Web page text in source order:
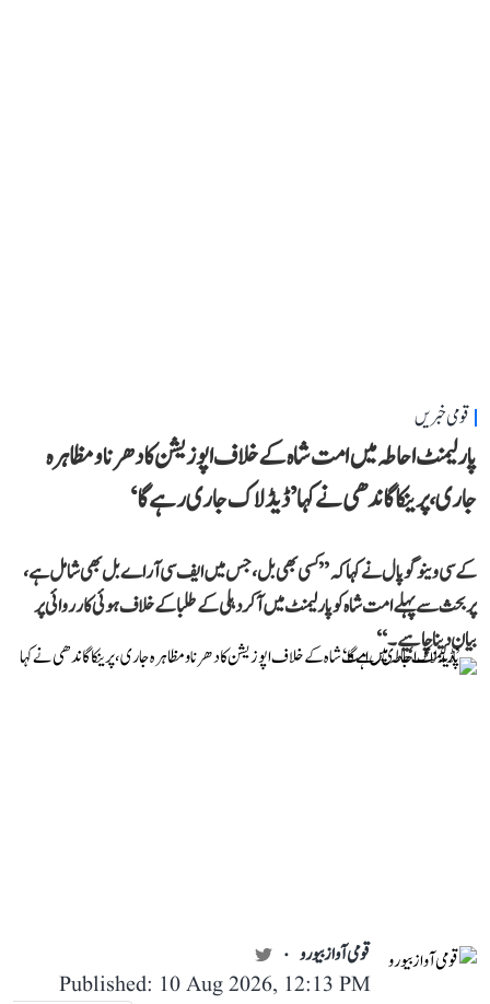
قومی خبریں
پارلیمنٹ احاطہ میں امت شاہ کے خلاف اپوزیشن کا دھرنا و مظاہرہ
جاری، پرینکا گاندھی نے کہا ’ڈیڈلاک جاری رہے گا‘
کے سی وینوگوپال نے کہا کہ ’’کسی بھی بل، جس میں ایف سی آر اے بل بھی شامل ہے،
پر بحث سے پہلے امت شاہ کو پارلیمنٹ میں آکر دہلی کے طلبا کے خلاف ہوئی کارروائی پر
بیان دینا چاہیے۔‘‘
قومی آواز بیورو
Published: 10 Aug 2026, 12:13 PM